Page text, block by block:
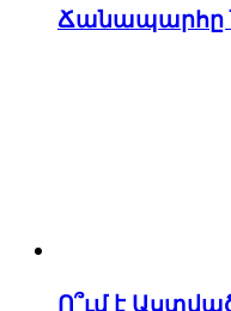
Ճանապարհը
Ո՞ւմ է